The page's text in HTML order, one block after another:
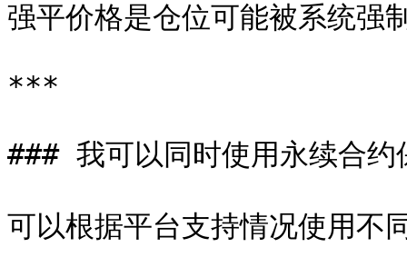
强平价格是仓位可能被系统强
***
### 我可以同时使用永续合约
可以根据平台支持情况使用不